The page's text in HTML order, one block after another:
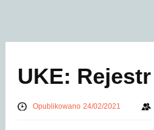
UKE:
Opublikowano 24/02/2021